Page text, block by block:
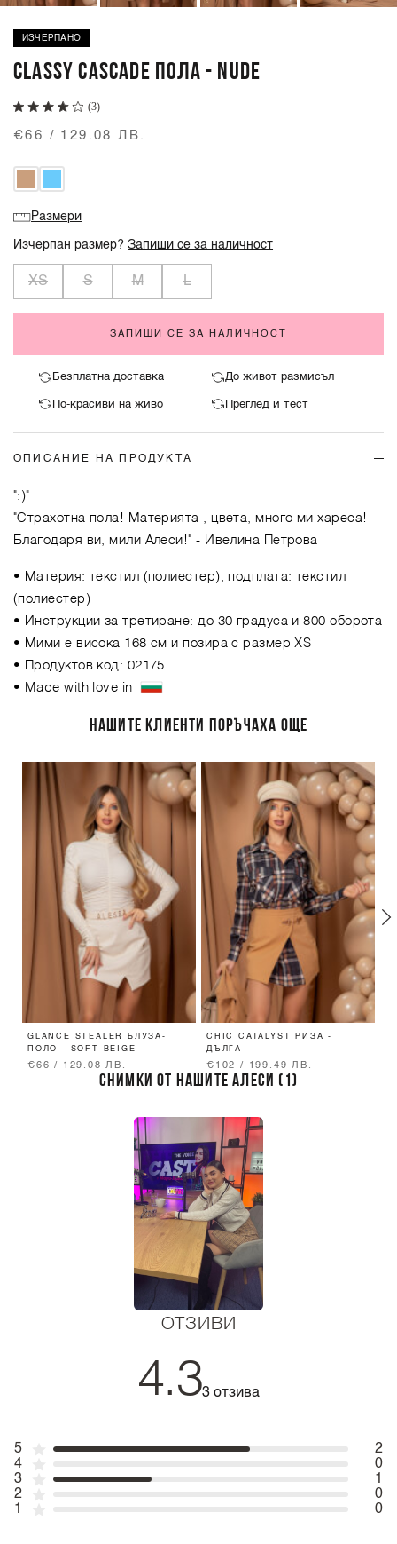
ИЗЧЕРПАНО
CLASSY CASCADE ПОЛА - NUDE
(3)
€66 / 129.08 ЛВ.
Размери
Изчерпан размер?Запиши се за наличност
XS S M L
ЗАПИШИ СЕ ЗА НАЛИЧНОСТ
Безплатна доставка До живот размисъл
По-красиви на живо Преглед и тест
ОПИСАНИЕ НА ПРОДУКТА
":)"
"Страхотна пола! Материята , цвета, много ми хареса!
Благодаря ви, мили Алеси!" - Ивелина Петрова
• Материя: текстил (полиестер), подплата: текстил
(полиестер)
• Инструкции за третиране: до 30 градуса и 800 оборота
• Мими е висока 168 см и позира с размер XS
• Продуктов код: 02175
• Made with love in
НАШИТЕ КЛИЕНТИ ПОРЪЧАХА ОЩЕ
GLANCE STEALER БЛУЗА-
ПОЛО - SOFT BEIGE
€66 / 129.08 ЛВ.
CHIC CATALYST РИЗА -
ДЪЛГА
€102 / 199.49 ЛВ.
СНИМКИ ОТ НАШИТЕ АЛЕСИ (1)
ОТЗИВИ
4.33 отзива
5
2
4
0
3
1
2
0
1
0